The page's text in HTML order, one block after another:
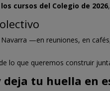
cursos del Colegio de 2026
—en reuniones, en
lo que queremos construir
tu huella en